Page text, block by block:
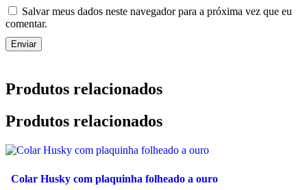
Salvar meus dados neste navegador para a próxima vez que eu
comentar.
Produtos relacionados
Produtos relacionados
Colar Husky com plaquinha folheado a ouro